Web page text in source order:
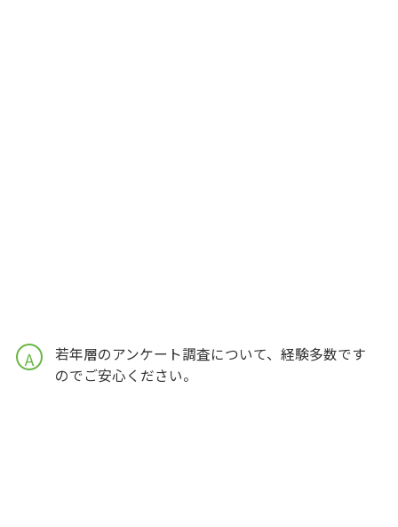
A
若年層のアンケート調査について、経験多数です
のでご安心ください。